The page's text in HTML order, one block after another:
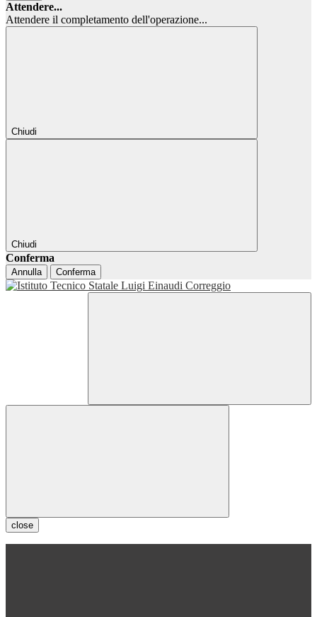
Attendere...
Attendere il completamento dell'operazione...
Chiudi
Chiudi
Conferma
Annulla Conferma
close